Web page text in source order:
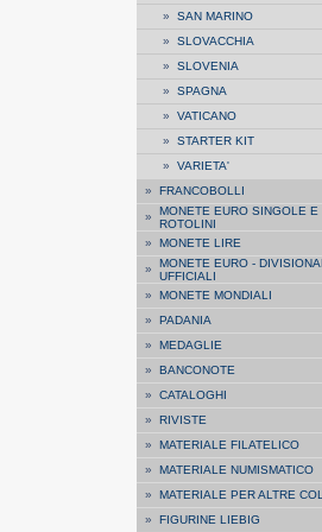
» SAN MARINO
» SLOVACCHIA
» SLOVENIA
» SPAGNA
» VATICANO
» STARTER KIT
» VARIETA'
» FRANCOBOLLI
» MONETE EURO SINGOLE E
ROTOLINI
» MONETE LIRE
» MONETE EURO -
UFFICIALI
» MONETE MONDIALI
» PADANIA
» MEDAGLIE
» BANCONOTE
» CATALOGHI
» RIVISTE
» MATERIALE FILATELICO
» MATERIALE NUMISMATICO
» MATERIALE PER ALTRE
» FIGURINE LIEBIG